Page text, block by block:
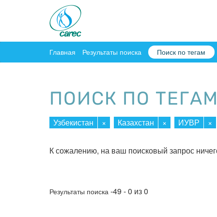
Главная Результаты поиска Поиск по тегам
ПОИСК ПО ТЕГАМ
Узбекистан × Казахстан × ИУВР ×
К сожалению, на ваш поисковый запрос
Результаты поиска -49 - 0 из 0